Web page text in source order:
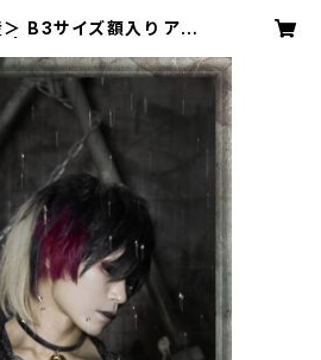
B3サイズ額入り アー